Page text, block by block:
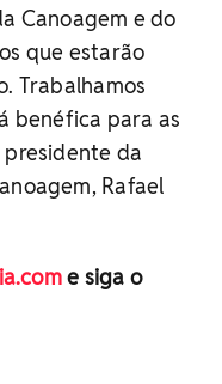
Canoagem e do
que estarão
Trabalhamos
benéfica para as
presidente da
Rafael
e siga o